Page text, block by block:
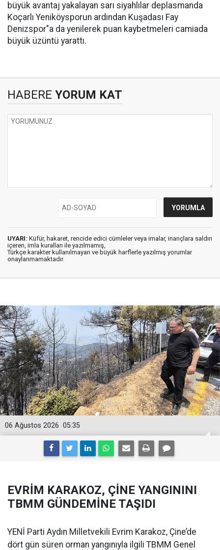
büyük avantaj yakalayan sarı siyahlılar deplasmanda
Koçarlı Yeniköysporun ardından Kuşadası Fay
Denizspor"a da yenilerek puan kaybetmeleri camiada
büyük üzüntü yarattı.
HABERE YORUM KAT
UYARI: Küfür, hakaret, rencide edici cümleler veya imalar, inançlara saldırı
içeren, imla kuralları ile yazılmamış,
Türkçe karakter kullanılmayan ve büyük harflerle yazılmış yorumlar
onaylanmamaktadır.
05:35
06 Ağustos 2026
EVRİM KARAKOZ, ÇİNE YANGININI
TBMM GÜNDEMİNE TAŞIDI
YENİ Parti Aydın Milletvekili Evrim Karakoz, Çine’de
dört gün süren orman yangınıyla ilgili TBMM Genel